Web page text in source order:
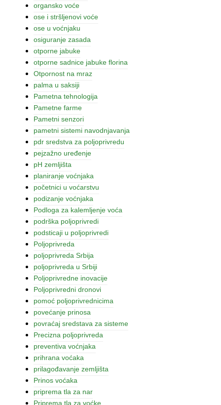
organsko voće
ose i stršljenovi voće
ose u voćnjaku
osiguranje zasada
otporne jabuke
otporne sadnice jabuke florina
Otpornost na mraz
palma u saksiji
Pametna tehnologija
Pametne farme
Pametni senzori
pametni sistemi navodnjavanja
pdr sredstva za poljoprivredu
pejzažno uređenje
pH zemljišta
planiranje voćnjaka
početnici u voćarstvu
podizanje voćnjaka
Podloga za kalemljenje voća
podrška poljoprivredi
podsticaji u poljoprivredi
Poljoprivreda
poljoprivreda Srbija
poljoprivreda u Srbiji
Poljoprivredne inovacije
Poljoprivredni dronovi
pomoć poljoprivrednicima
povećanje prinosa
povraćaj sredstava za sisteme
Precizna poljoprivreda
preventiva voćnjaka
prihrana voćaka
prilagođavanje zemljišta
Prinos voćaka
priprema tla za nar
Priprema tla za voćke